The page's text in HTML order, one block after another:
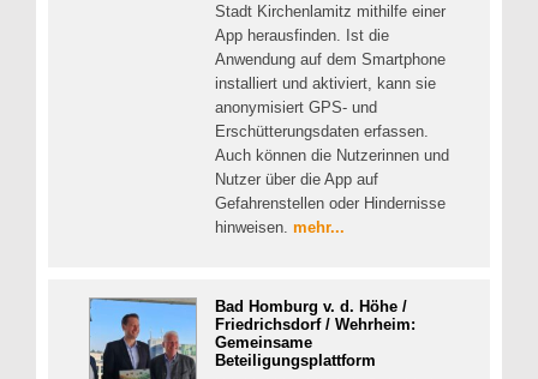
Stadt Kirchenlamitz mithilfe einer
App herausfinden. Ist die
Anwendung auf dem Smartphone
installiert und aktiviert, kann sie
anonymisiert GPS- und
Erschütterungsdaten erfassen.
Auch können die Nutzerinnen und
Nutzer über die App auf
Gefahrenstellen oder Hindernisse
hinweisen. mehr...
Bad Homburg v. d. Höhe /
Friedrichsdorf / Wehrheim:
Gemeinsame
Beteiligungsplattform